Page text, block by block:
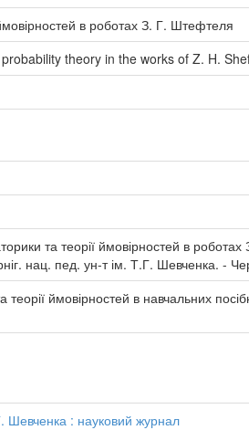
в роботах З. Г. Штефтеля
theory in the works of Z. H.
та теорії ймовірностей в
нац. пед. ун-т ім. Т.Г. Шевченка. -
ймовірностей в навчальних
Шевченка : науковий журнал